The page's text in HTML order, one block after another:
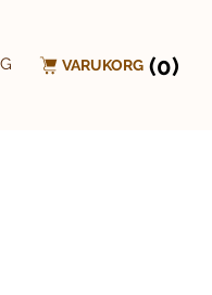
VARUKORG (0)